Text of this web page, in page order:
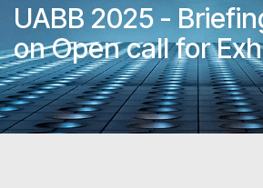
UABB 2025 -
on Open call for